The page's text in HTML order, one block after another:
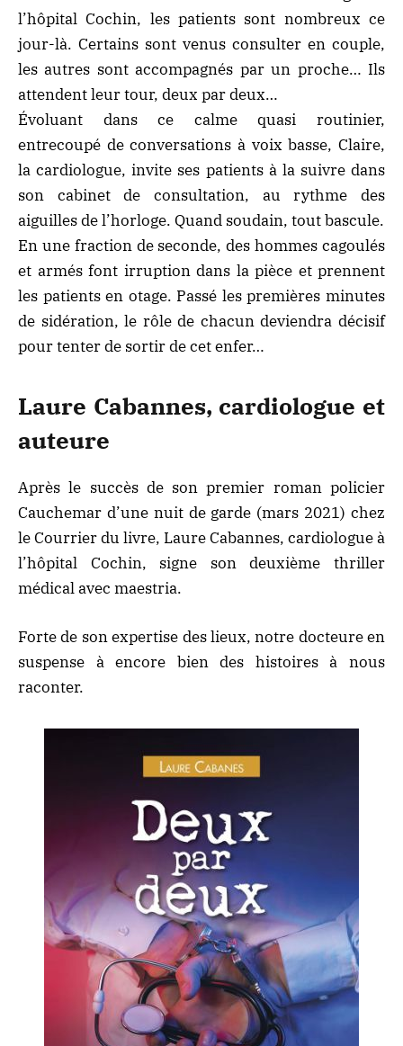
l’hôpital Cochin, les patients sont nombreux ce
jour-là. Certains sont venus consulter en couple,
les autres sont accompagnés par un proche… Ils
attendent leur tour, deux par deux…
Évoluant dans ce calme quasi routinier,
entrecoupé de conversations à voix basse, Claire,
la cardiologue, invite ses patients à la suivre dans
son cabinet de consultation, au rythme des
aiguilles de l’horloge. Quand soudain, tout bascule.
En une fraction de seconde, des hommes cagoulés
et armés font irruption dans la pièce et prennent
les patients en otage. Passé les premières minutes
de sidération, le rôle de chacun deviendra décisif
pour tenter de sortir de cet enfer…
Laure Cabannes, cardiologue et
auteure
Après le succès de son premier roman policier
Cauchemar d’une nuit de garde (mars 2021) chez
le Courrier du livre, Laure Cabannes, cardiologue à
l’hôpital Cochin, signe son deuxième thriller
médical avec maestria.
Forte de son expertise des lieux, notre docteure en
suspense à encore bien des histoires à nous
raconter.